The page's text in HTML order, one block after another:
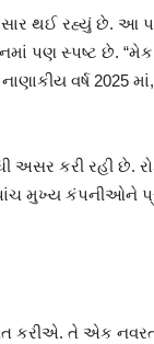
પસાર થઈ રહ્યું છે. આ
પણ સ્પષ્ટ છે. “મેક
વર્ષ 2025
અસર કરી રહી છે.
મુખ્ય કંપનીઓને
કરીએ. તે એક